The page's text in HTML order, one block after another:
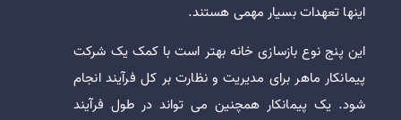
اینها تعهدات بسیار مهمی هستند.
این پنج نوع بازسازی خانه بهتر است با کمک یک شرکت
پیمانکار ماهر برای مدیریت و نظارت بر کل فرآیند انجام
شود. یک پیمانکار همچنین می تواند در طول فرآیند